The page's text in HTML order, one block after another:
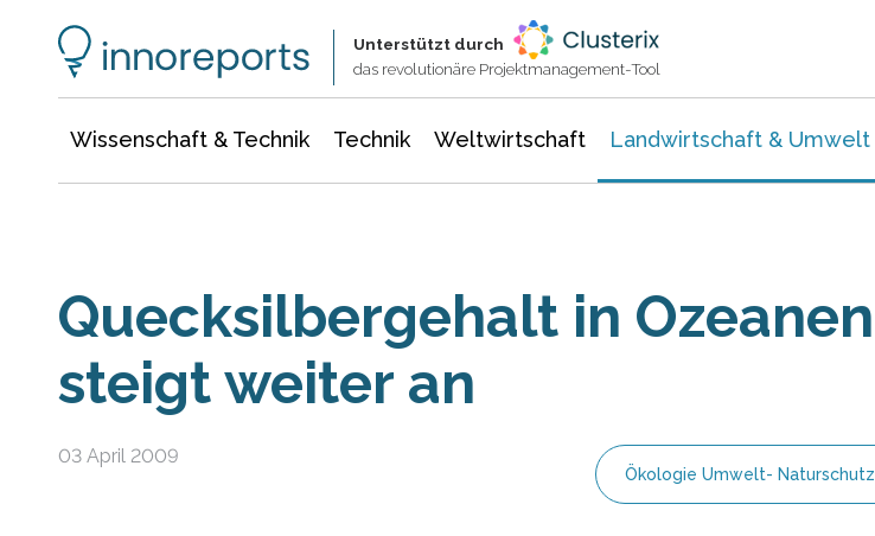
Unterstützt durch
das revolutionäre Projektmanagement-Tool
Wissenschaft & Technik Technik Weltwirtschaft Landwirtschaft & Umwelt
Quecksilbergehalt in Ozeanen
steigt weiter an
03 April 2009
Ökologie Umwelt- Naturschutz